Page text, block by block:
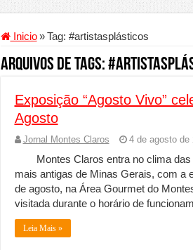
Criador de Sites ou VPS:
Conheça a melhor
Segurança digital se
Comércio Interativo
De economista a
Marcenaria sob medida:
Do estudo à aprovação:
Inicio » Tag: #artistasplásticos
Arquivos de Tags:
Exposição “Agosto Vivo”
Agosto
Jornal Montes Claros 4 de agosto de
Montes Claros entra no clima
mais antigas de Minas Gerais, com a
de agosto, na Área Gourmet do
visitada durante o horário de
Leia Mais »